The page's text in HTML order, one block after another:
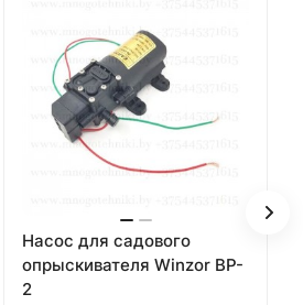
Насос для садового
опрыскивателя Winzor BP-
2